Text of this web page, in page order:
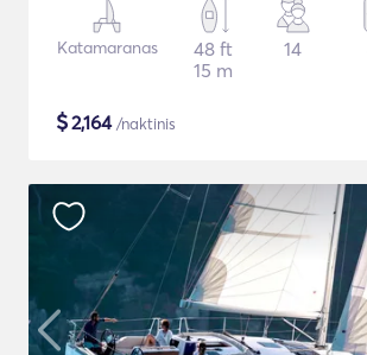
Katamaranas
48 ft
15 m
14
$2,164/naktinis